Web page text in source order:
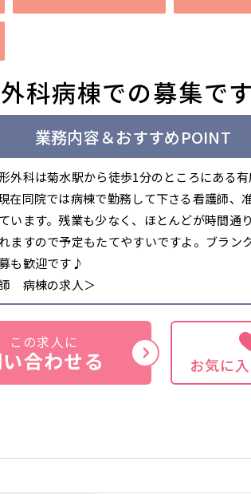
病棟での募集です
業務内容＆おすすめPOINT
外科は菊水駅から徒歩1分のところにある
在同院では病棟で勤務して下さる看護師、
います。残業も少なく、ほとんどが時間通
ますので予定もたてやすいですよ。ブラン
も歓迎です♪
病棟の求人＞
この求人に
合わせる お気に